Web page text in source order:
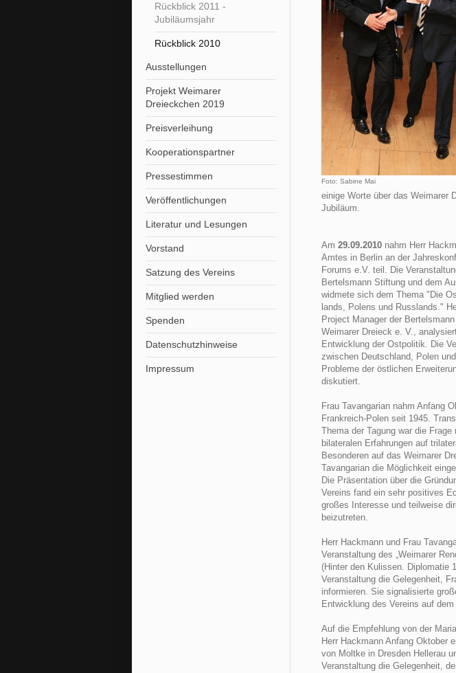
Rückblick 2011 -
Jubiläumsjahr
Rückblick 2010
Ausstellungen
Projekt Weimarer
Dreieckchen 2019
Preisverleihung
Kooperationspartner
Pressestimmen
Veröffentlichungen
Literatur und Lesungen
Vorstand
Satzung des Vereins
Mitglied werden
Spenden
Datenschutzhinweise
Impressum
Foto: Sabine Mai
einige Worte über das Weimarer
Jubiläum.
Am29.09.2010 nahm Herr
Amtes in Berlin an der
Forums e.V. teil. Die
Bertelsmann Stiftung und dem
widmete sich dem Thema "Die
lands, Polens und Russlands."
Project Ma­nager der
Weimarer Dreieck e. V.,
Entwicklung der Ostpolitik. Die
zwischen Deutschland, Polen
Probleme der östlichen
diskutiert.
Frau Tavangarian nahm Anfang
Frankreich-Polen seit 1945.
Thema der Tagung war die
bilateralen Erfahrungen auf
Besonderen auf das Weimarer
Tavangarian die Möglichkeit
Die Präsentation über die
Vereins fand ein sehr positives
großes Interesse und teilweise
beizutreten.
Herr Hackmann und Frau
Veranstaltung des „Weimarer
(Hinter den Kulissen. Diplomatie
Veranstaltung die Gelegenheit,
informieren. Sie signalisierte
Entwicklung des Vereins auf
Auf die Empfehlung von der
Herr Hackmann Anfang Oktober
von Moltke in Dresden Hellerau
Veranstaltung die Gelegenheit,